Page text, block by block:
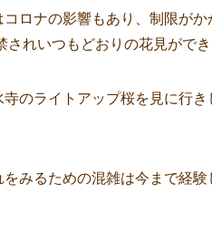
コロナの影響もあり、制限が
されいつもどおりの花見がで
のライトアップ桜を見に行
をみるための混雑は今まで経